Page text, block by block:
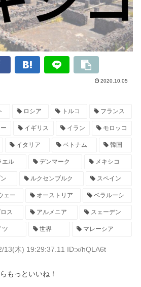
2020.10.05
ロシア トルコ フランス
イギリス イラン モロッコ
イタリア ベトナム 韓国
エル デンマーク メキシコ
ルクセンブルク スペイン
ェー オーストリア ベラルーシ
ス アルメニア スェーデン
ツ 世界 マレーシア
13(木) 19:29:37.11 ID:x/hQLA6t
もっといいね！